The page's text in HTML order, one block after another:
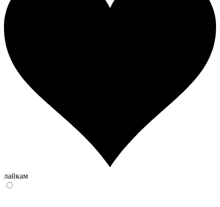
лайкам